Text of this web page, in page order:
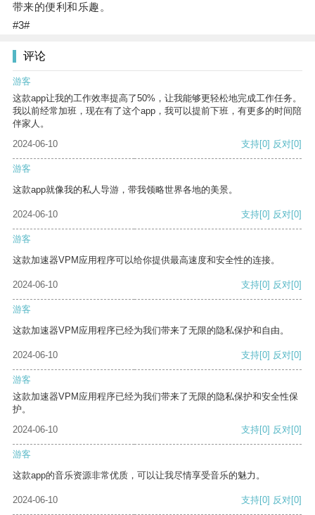
带来的便利和乐趣。
#3#
评论
游客
这款app让我的工作效率提高了50%，让我能够更轻松地完成工作任务。
我以前经常加班，现在有了这个app，我可以提前下班，有更多的时间陪
伴家人。
2024-06-10
支持[0] 反对[0]
游客
这款app就像我的私人导游，带我领略世界各地的美景。
2024-06-10 支持[0] 反对[0]
游客
这款加速器VPM应用程序可以给你提供最高速度和安全性的连接。
2024-06-10 支持[0] 反对[0]
游客
这款加速器VPM应用程序已经为我们带来了无限的隐私保护和自由。
2024-06-10 支持[0] 反对[0]
游客
这款加速器VPM应用程序已经为我们带来了无限的隐私保护和安全性保
护。
2024-06-10
支持[0] 反对[0]
游客
这款app的音乐资源非常优质，可以让我尽情享受音乐的魅力。
2024-06-10 支持[0] 反对[0]